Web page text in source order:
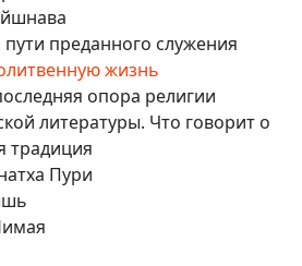
преданного служения
жизнь
опора религии
литературы. Что говорит о
традиция
Пури